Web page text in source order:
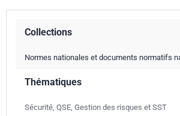
Collections
Normes nationales et documents normatifs
Thématiques
Sécurité, QSE, Gestion des risques et SST